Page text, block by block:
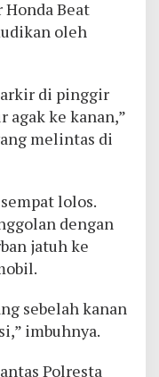
Honda Beat
oleh
di pinggir
agak ke kanan,”
melintas di
lolos.
dengan
jatuh ke
sebelah kanan
imbuhnya.
Polresta